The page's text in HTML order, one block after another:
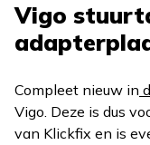
Vigo
Compleet nieuw in
Vigo. Deze is dus
van Klickfix en is